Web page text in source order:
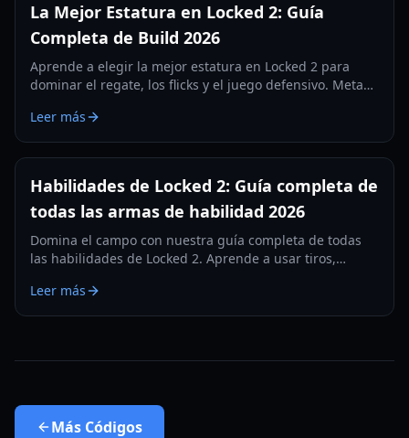
La Mejor Estatura en Locked 2: Guía
Completa de Build 2026
Aprende a elegir la mejor estatura en Locked 2 para
dominar el regate, los flicks y el juego defensivo. Meta
Leer más
Habilidades de Locked 2: Guía completa de
todas las armas de habilidad 2026
Domina el campo con nuestra guía completa de todas
las habilidades de Locked 2. Aprende a usar tiros,
Leer más
Más Códigos